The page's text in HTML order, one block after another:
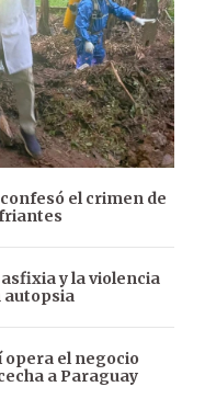
el crimen de
y la violencia
autopsia
opera el negocio
a Paraguay